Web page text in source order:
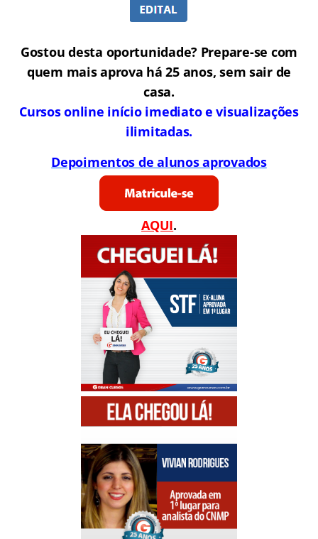
Gostou desta oportunidade? Prepare-se com
quem mais aprova há 25 anos, sem sair de
casa.
Cursos online início imediato e visualizações
ilimitadas.
Depoimentos de alunos aprovados
AQUI.